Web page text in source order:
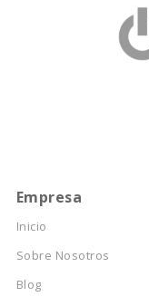
Empresa
Inicio
Sobre Nosotros
Blog